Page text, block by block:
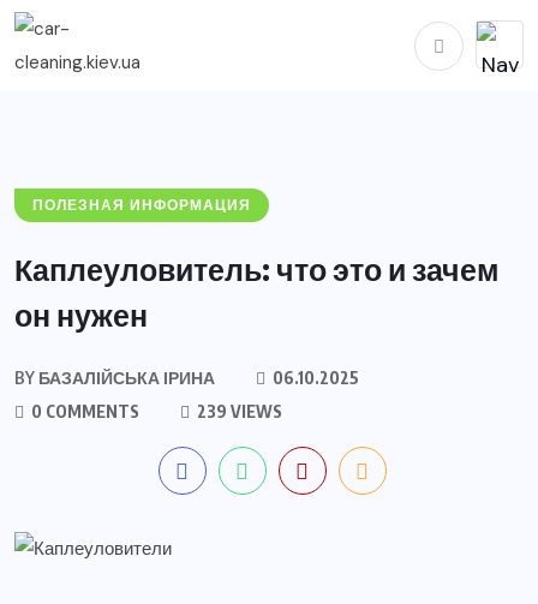
ПОЛЕЗНАЯ ИНФОРМАЦИЯ
Каплеуловитель: что это и зачем
он нужен
BY БАЗАЛІЙСЬКА ІРИНА
06.10.2025
0 COMMENTS
239 VIEWS